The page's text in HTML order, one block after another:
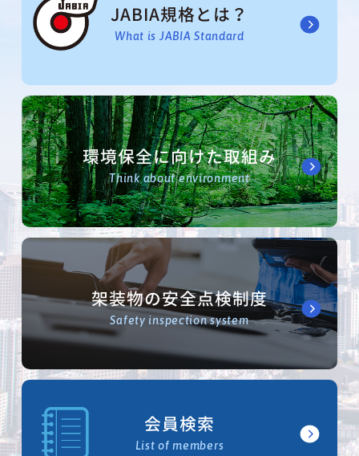
JABIA規格とは？
What is JABIA Standard
環境保全に向けた取組み
Think about environment
架装物の安全点検制度
Safety inspection system
会員検索
List of members